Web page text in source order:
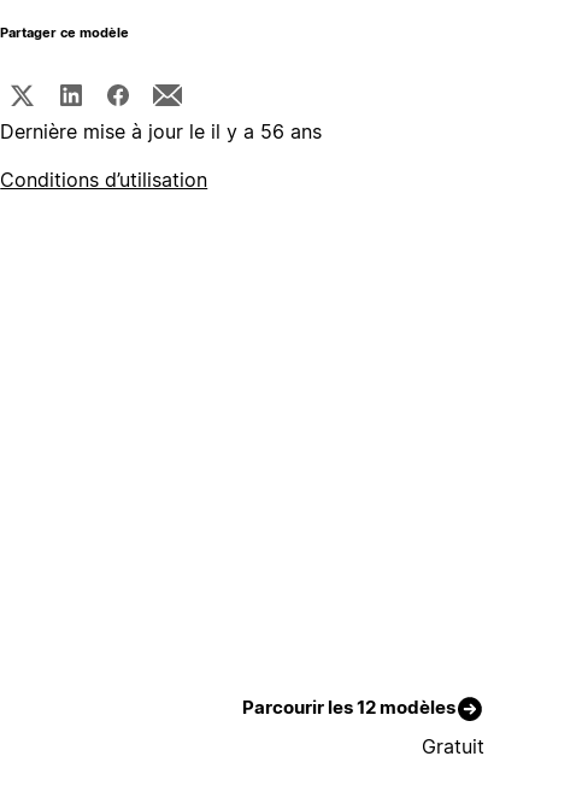
Partager ce modèle
Dernière mise à jour le il y a 56 ans
Conditions d’utilisation
Parcourir les 12 modèles
Gratuit